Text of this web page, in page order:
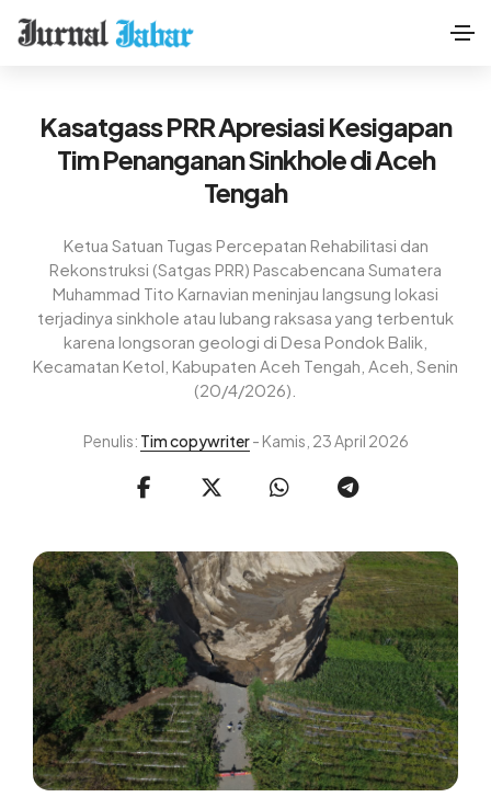
Kasatgass PRR Apresiasi Kesigapan
Tim Penanganan Sinkhole di Aceh
Tengah
Ketua Satuan Tugas Percepatan Rehabilitasi dan
Rekonstruksi (Satgas PRR) Pascabencana Sumatera
Muhammad Tito Karnavian meninjau langsung lokasi
terjadinya sinkhole atau lubang raksasa yang terbentuk
karena longsoran geologi di Desa Pondok Balik,
Kecamatan Ketol, Kabupaten Aceh Tengah, Aceh, Senin
(20/4/2026).
Penulis: Tim copywriter- Kamis, 23 April 2026